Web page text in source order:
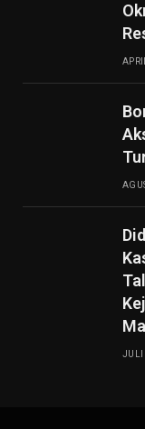
JULI